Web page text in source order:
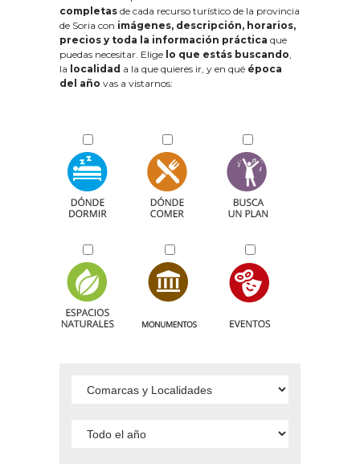
completas de cada recurso turístico de la provincia
de Soria con imágenes, descripción, horarios,
precios y toda la información práctica que
puedas necesitar. Elige lo que estás buscando,
la localidad a la que quieres ir, y en qué época
del año vas a vistarnos: